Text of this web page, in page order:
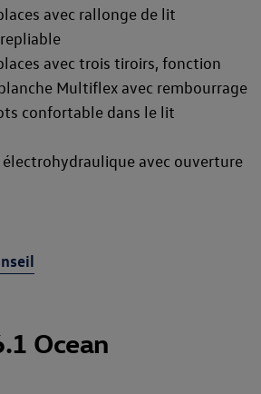
avec rallonge de lit
avec trois tiroirs, fonction
Multiflex avec rembourrage
confortable dans le lit
avec ouverture
Ocean